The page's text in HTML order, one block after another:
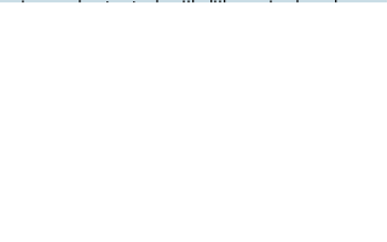
in goede staat, de rijkelijk versierde sala